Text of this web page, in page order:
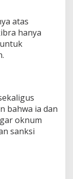
atas
hanya
bahwa ia dan
oknum
sanksi